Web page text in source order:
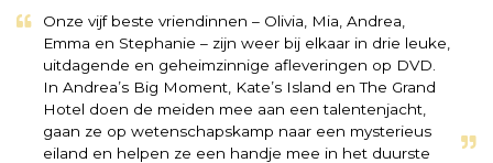
Onze vijf beste vriendinnen – Olivia, Mia, Andrea,
Emma en Stephanie – zijn weer bij elkaar in drie leuke,
uitdagende en geheimzinnige afleveringen op DVD.
In Andrea’s Big Moment, Kate’s Island en The Grand
Hotel doen de meiden mee aan een talentenjacht,
gaan ze op wetenschapskamp naar een mysterieus
eiland en helpen ze een handje mee in het duurste